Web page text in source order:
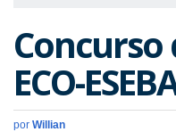
Concurso
ECO-
por Willian